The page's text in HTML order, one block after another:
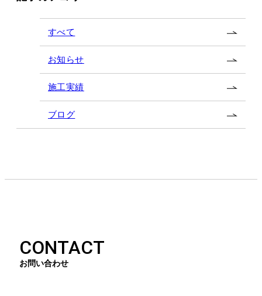
すべて
お知らせ
施工実績
ブログ
CONTACT
お問い合わせ